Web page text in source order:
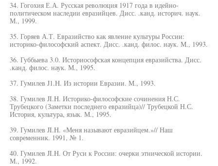
34. Гогохия Е.А. Русская революция 1917 года в идейно-
политическом наследии евразийцев. Дисс. .канд. историч. наук.
М., 1999.
35. Горяев А.Т. Евразийство как явление культуры России:
историко-философский аспект. Дисс. .канд. филос. наук. М., 1993.
36. Губбыева 3.0. Историософская концепция евразийства. Дисс.
.канд. филос. наук. М., 1995.
37. Гумилев J1.H. Из истории Евразии. М., 1993.
38. Гумилев JI.H. Историко-философские сочинения Н.С.
Трубецкого (Заметки последнего евразийца)// Трубецкой Н.С.
История, культура, язык. М., 1995.
39. Гумилев JI.H. «Меня называют евразийцем.»// Наш
современник. 1991, № 1.
40. Гумилев JI.H. От Руси к России: очерки этнической истории.
М., 1992.